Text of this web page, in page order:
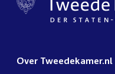
Over Tweedekamer.nl